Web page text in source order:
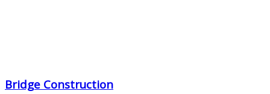
Bridge Construction